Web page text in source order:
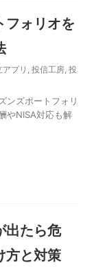
フォリオを
プリ , 投信工房, 投
ンズポートフォリ
やNISA対応も解
出たら危
方と対策